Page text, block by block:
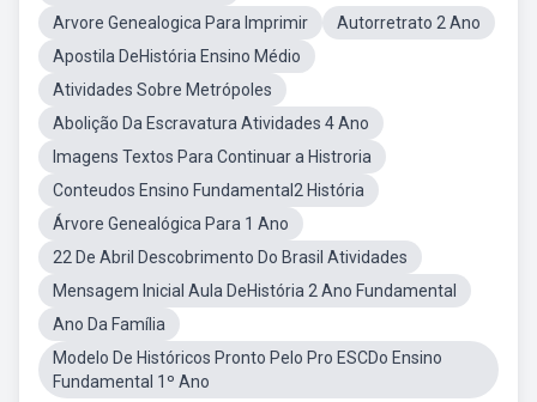
Arvore Genealogica Para Imprimir
Autorretrato 2 Ano
Apostila DeHistória Ensino Médio
Atividades Sobre Metrópoles
Abolição Da Escravatura Atividades 4 Ano
Imagens Textos Para Continuar a Histroria
Conteudos Ensino Fundamental2 História
Árvore Genealógica Para 1 Ano
22 De Abril Descobrimento Do Brasil Atividades
Mensagem Inicial Aula DeHistória 2 Ano Fundamental
Ano Da Família
Modelo De Históricos Pronto Pelo Pro ESCDo Ensino
Fundamental 1º Ano